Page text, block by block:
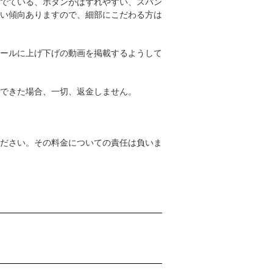
ている、ボタンがはずれやすい、スパン
傾向ありますので、細部にこだわる方は
ルに上げ下げの動画を掲載するようして
きた場合、一切、返金しません。
さい。その料金についての責任は負いま